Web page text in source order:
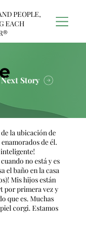
PEOPLE,
EACH
Next Story
la ubicación de
de él.
inteligente!
no está y es
el baño en la casa
Mis hijos están
por primera vez y
que es. Muchas
corgi. Estamos